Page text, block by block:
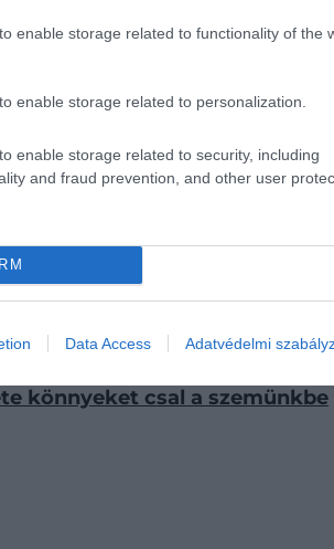
enable storage related to functionality of the
enable storage related to personalization.
enable storage related to security, including
and fraud prevention, and other user
Data Access Adatvédelmi
kulcsfontosságú. Az adó 1%
a mindennapi munkához. Ez
Állattartás Háza hosszú távon is
a Rex Kutyaotthon
kutya jár az utcákon
legjobb barátaink
könnyeket csal a szemünkbe